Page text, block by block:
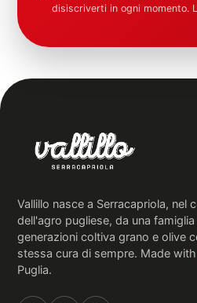
disiscriverti in ogni momento.
Vallillo nasce a Serracapriola, nel
dell'agro pugliese, da una
generazioni coltiva grano e olive
stessa cura di sempre. Made with
Puglia.